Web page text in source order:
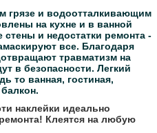
грязе и водоотталкивающим
на кухне и в ванной
и недостатки ремонта -
все. Благодаря
травматизм на
в безопасности. Легкий
то ванная, гостиная,
наклейки идеально
Клеятся на любую